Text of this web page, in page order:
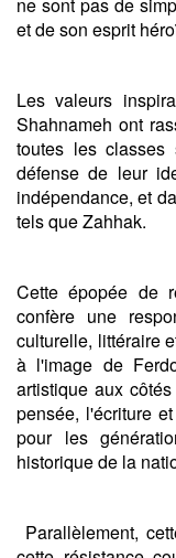
et de son esprit
Les valeurs
Shahnameh ont
toutes les
défense de leur
indépendance, et
tels que Zahhak.
Cette épopée de
confère une
culturelle, littéraire
à l'image de
artistique aux
pensée, l'écriture
pour les
historique de la
Parallèlement,